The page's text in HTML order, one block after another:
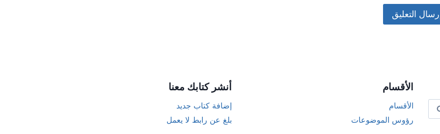
الأقسام
الأقسام
رؤوس الموضوعات
أنشر كتابك معنا
إضافة كتاب جديد
بلغ عن رابط لا يعمل